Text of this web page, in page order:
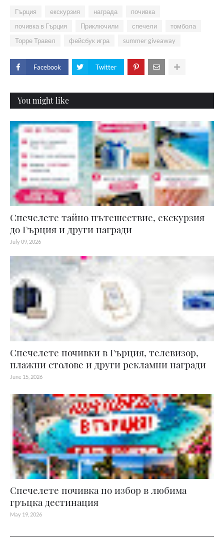
Гърция екскурзия награда
почивка
почивка в Гърция
Приключили спечели
томбола
Торре Травел
фейсбук игра summer giveaway
Facebook Twitter
You might like
Спечелете тайно пътешествие, екскурзия
до Гърция и други награди
July 09, 2026
Спечелете почивки в Гърция, телевизор,
плажни столове и други рекламни награди
June 15, 2026
Спечелете почивка по избор в любима
гръцка дестинация
May 19, 2026